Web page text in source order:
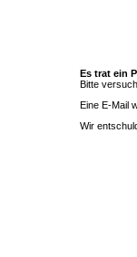
Es trat ein
Bitte
Eine E-Mail
Wir